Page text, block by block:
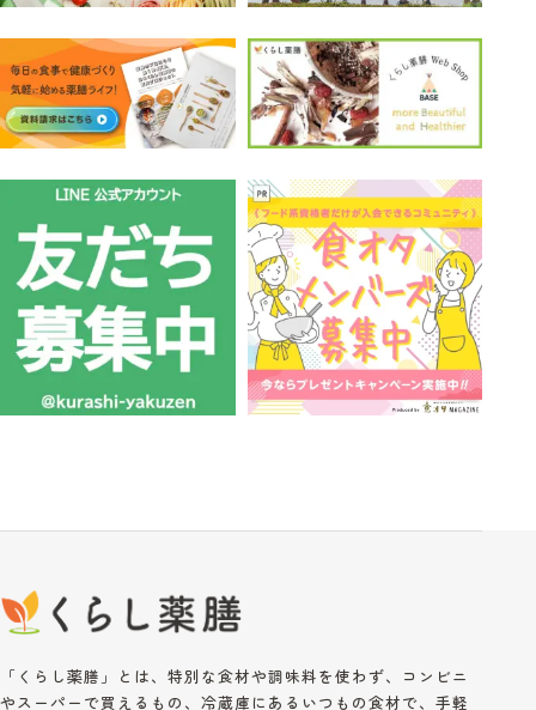
「くらし薬膳」とは、特別な食材や調味料を使わず、コンビニ
やスーパーで買えるもの、冷蔵庫にあるいつもの食材で、手軽